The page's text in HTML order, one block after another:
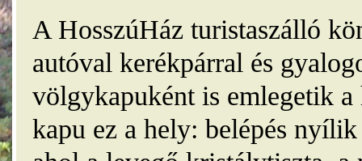
A HosszúHáz turistaszálló
autóval kerékpárral és
völgykapuként is emlegetik
kapu ez a hely: belépés